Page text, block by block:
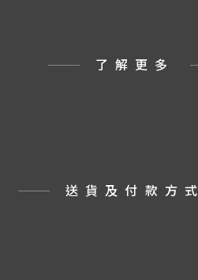
了解更多
送貨及付款方式